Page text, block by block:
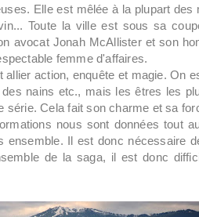
Elle est mêlée à la plupart
Toute la ville est sous sa
avocat Jonah McAllister et son
femme d'affaires.
action, enquête et magie. On
nains etc., mais les êtres les
série. Cela fait son charme et sa
nous sont données tout
ensemble. Il est donc nécessaire
de la saga, il est donc